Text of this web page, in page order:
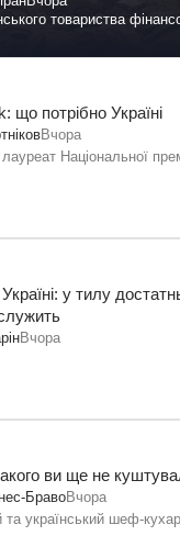
товариства
що потрібно Україні
Вчора
Національної
Україні: у тилу
Вчора
ви ще не
БравоВчора
та український шеф-кухар